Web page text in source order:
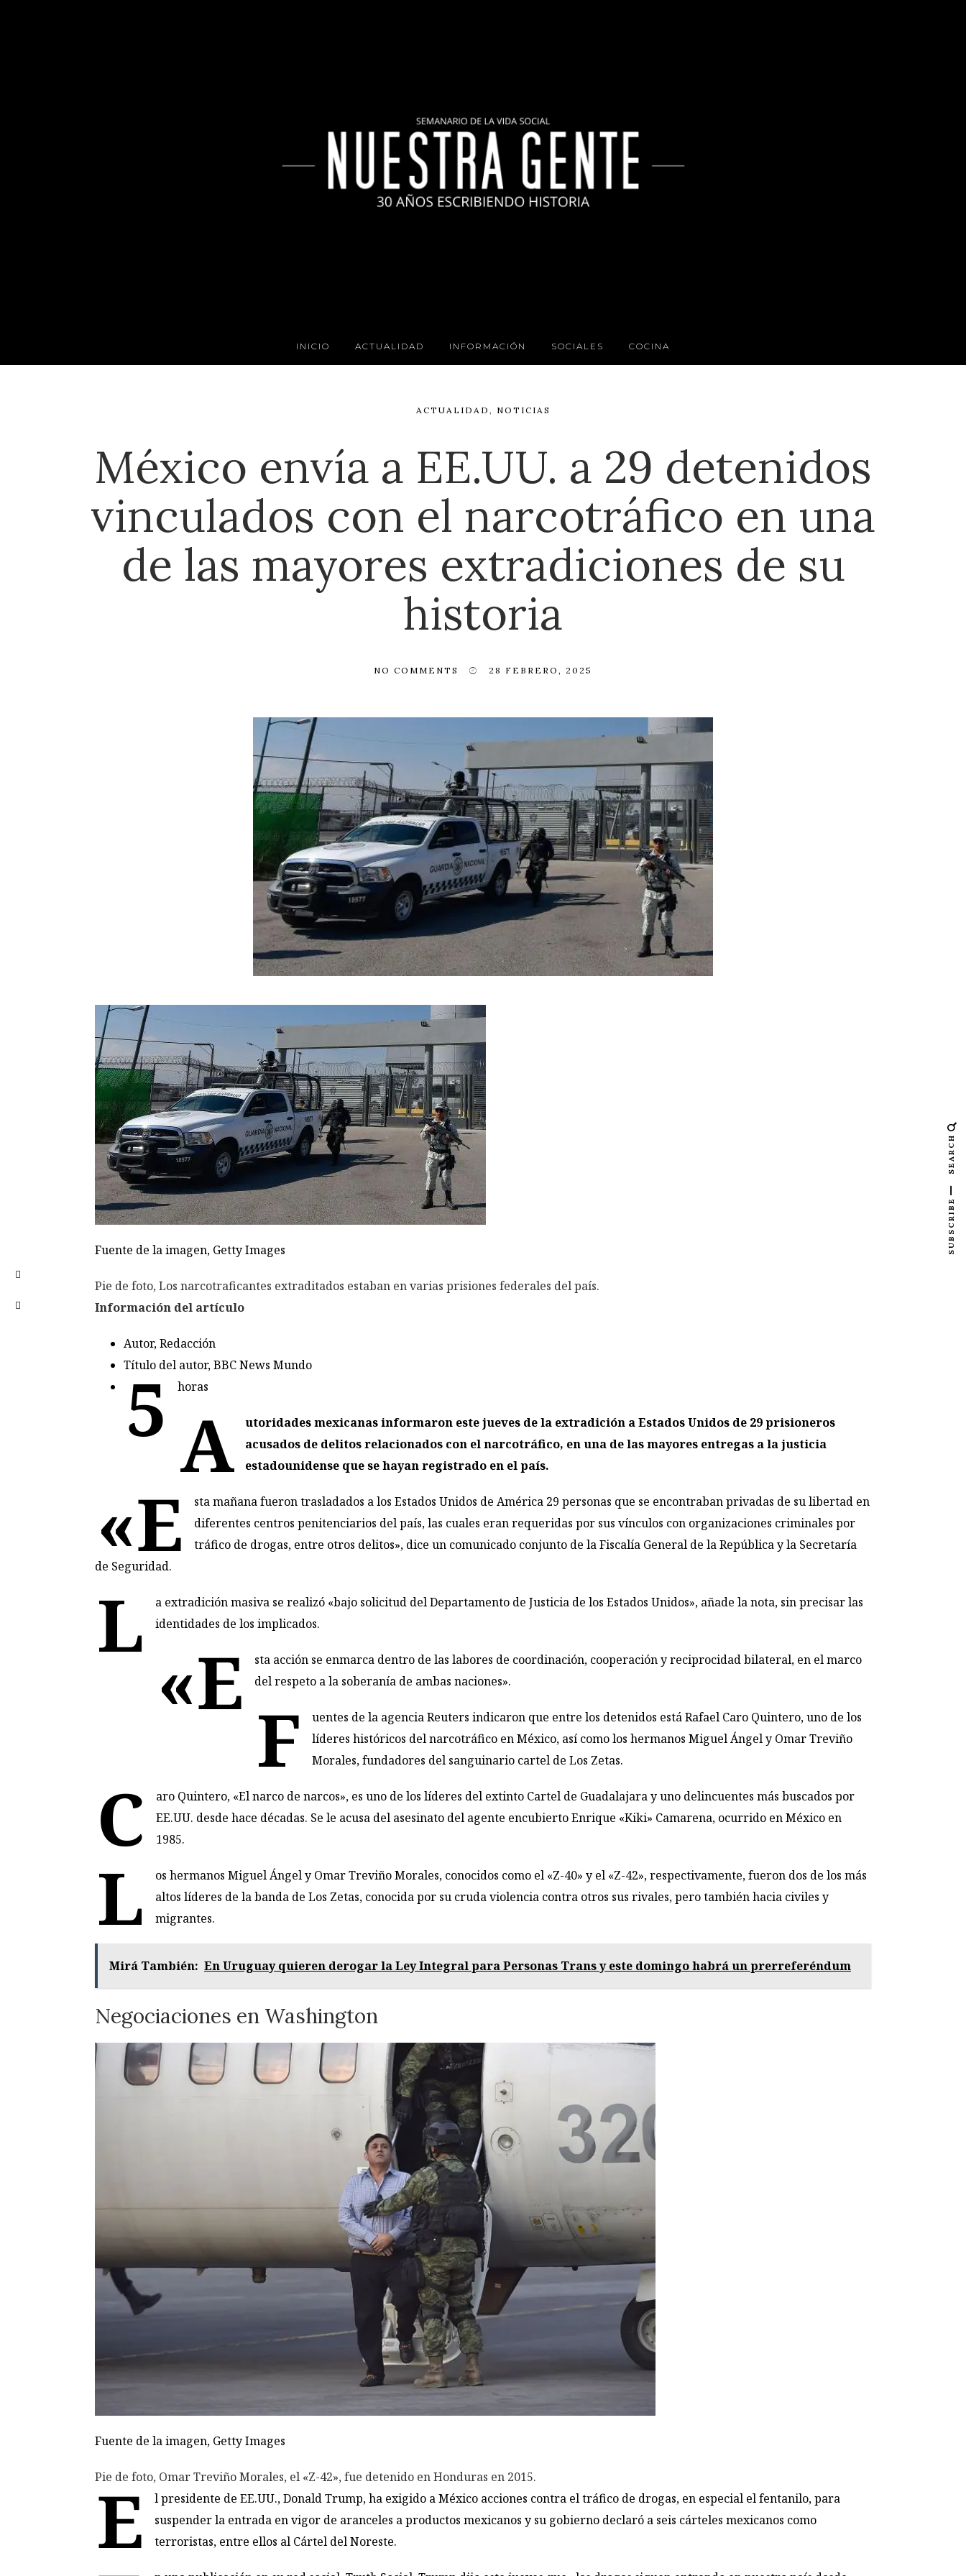
INICIO ACTUALIDAD INFORMACIÓN SOCIALES COCINA
ACTUALIDAD , NOTICIAS
México envía a EE.UU. a 29 detenidos
vinculados con el narcotráfico en una
de las mayores extradiciones de su
historia
NO COMMENTS 28 FEBRERO, 2025
Fuente de la imagen, Getty Images
Pie de foto,Los narcotraficantes extraditados estaban en varias prisiones federales del país.
Información del artículo
Autor,Redacción
Título del autor,BBC News Mundo
5 horas
A
utoridades mexicanas informaron este jueves de la extradición a Estados Unidos de 29 prisioneros
acusados de delitos relacionados con el narcotráfico, en una de las mayores entregas a la justicia
estadounidense que se hayan registrado en el país.
«E
sta mañana fueron trasladados a los Estados Unidos de América 29 personas que se encontraban privadas de su libertad en
diferentes centros penitenciarios del país, las cuales eran requeridas por sus vínculos con organizaciones criminales por
tráfico de drogas, entre otros delitos», dice un comunicado conjunto de la Fiscalía General de la República y la Secretaría
de Seguridad.
L
a extradición masiva se realizó «bajo solicitud del Departamento de Justicia de los Estados Unidos», añade la nota, sin precisar las
identidades de los implicados.
«E
sta acción se enmarca dentro de las labores de coordinación, cooperación y reciprocidad bilateral, en el marco
del respeto a la soberanía de ambas naciones».
F
uentes de la agencia Reuters indicaron que entre los detenidos está Rafael Caro Quintero, uno de los
líderes históricos del narcotráfico en México, así como los hermanos Miguel Ángel y Omar Treviño
Morales, fundadores del sanguinario cartel de Los Zetas.
C
aro Quintero, «El narco de narcos», es uno de los líderes del extinto Cartel de Guadalajara y uno delincuentes más buscados por
EE.UU. desde hace décadas. Se le acusa del asesinato del agente encubierto Enrique «Kiki» Camarena, ocurrido en México en
1985.
L
os hermanos Miguel Ángel y Omar Treviño Morales, conocidos como el «Z-40» y el «Z-42», respectivamente, fueron dos de los más
altos líderes de la banda de Los Zetas, conocida por su cruda violencia contra otros sus rivales, pero también hacia civiles y
migrantes.
Mirá También: En Uruguay quieren derogar la Ley Integral para Personas Trans y este domingo habrá un prerreferéndum
Negociaciones en Washington
Fuente de la imagen, Getty Images
Pie de foto, Omar Treviño Morales, el «Z-42», fue detenido en Honduras en 2015.
E
l presidente de EE.UU., Donald Trump, ha exigido a México acciones contra el tráfico de drogas, en especial el fentanilo, para
suspender la entrada en vigor de aranceles a productos mexicanos y su gobierno declaró a seis cárteles mexicanos como
terroristas, entre ellos al Cártel del Noreste.
SEARCH
SUBSCRIBE